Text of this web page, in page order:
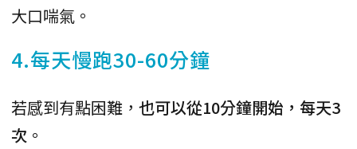
大口喘氣。
4.每天慢跑30-60分鐘
若感到有點困難， 也可以從10分鐘開始，每天3
次 。